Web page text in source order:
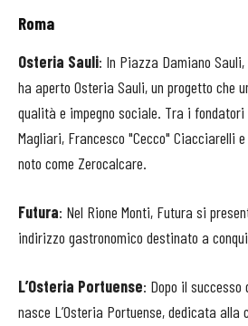
Roma
Osteria Sauli: In Piazza Damiano
ha aperto Osteria Sauli, un progetto che
qualità e impegno sociale. Tra i fondatori
Magliari, Francesco "Cecco" Ciacciarelli
noto come Zerocalcare.
Futura: Nel Rione Monti, Futura si
indirizzo gastronomico destinato a
L’Osteria Portuense: Dopo il successo
nasce L’Osteria Portuense, dedicata alla